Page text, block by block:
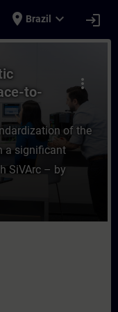
place Brazil expand_more login
Automatic
more_vert
to-
of the
a significant
SiVArc – by